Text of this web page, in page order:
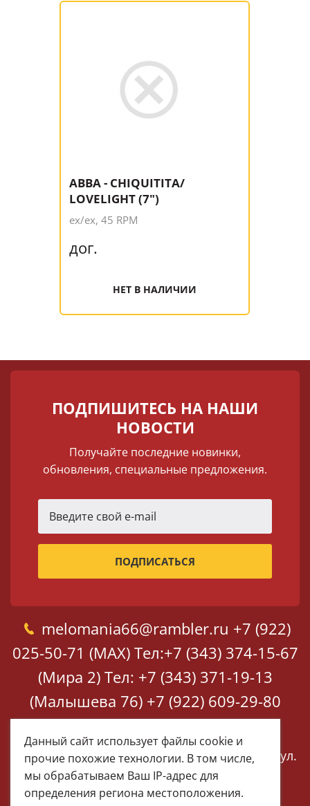
ABBA - CHIQUITITA/
LOVELIGHT (7")
ex/ex, 45 RPM
дог.
НЕТ В НАЛИЧИИ
ПОДПИШИТЕСЬ НА НАШИ
НОВОСТИ
Получайте последние новинки,
обновления, специальные предложения.
melomania66@rambler.ru +7 (922)
025-50-71 (MAX) Тел:+7 (343) 374-15-67
(Мира 2) Тел: +7 (343) 371-19-13
(Малышева 76) +7 (922) 609-29-80
(MAX)
Екатеринбург, ул. Мира 2
Екатеринбург, ул.
Малышева 76
Данный сайт использует файлы cookie и
прочие похожие технологии. В том числе,
мы обрабатываем Ваш IP-адрес для
определения региона местоположения.